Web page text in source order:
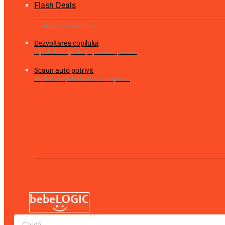
Flash Deals
Dezvoltarea copilului
Fișe de lucru gradiniță și clasele primare
Scaun auto potrivit
Verifică compatibilitatea cu mașina ta
Products